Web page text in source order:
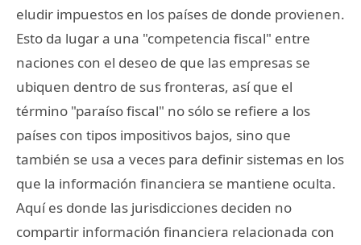
eludir impuestos en los países de donde provienen.
Esto da lugar a una "competencia fiscal" entre
naciones con el deseo de que las empresas se
ubiquen dentro de sus fronteras, así que el
término "paraíso fiscal" no sólo se refiere a los
países con tipos impositivos bajos, sino que
también se usa a veces para definir sistemas en los
que la información financiera se mantiene oculta.
Aquí es donde las jurisdicciones deciden no
compartir información financiera relacionada con